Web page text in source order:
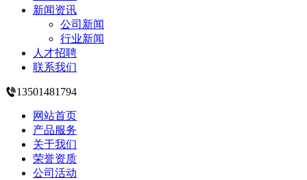
新闻资讯
公司新闻
行业新闻
人才招聘
联系我们
13501481794
网站首页
产品服务
关于我们
荣誉资质
公司活动